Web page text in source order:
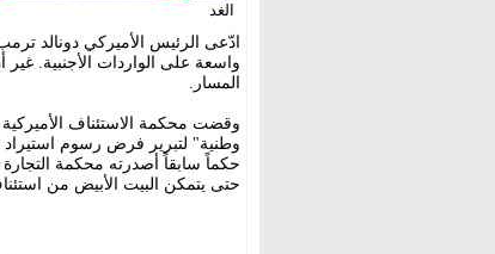
الغد
ادّعى الرئيس الأميركي دونالد
واسعة على الواردات الأجنبية.
المسار.
وقضت محكمة الاستئناف
حكماً سابقاً أصدرته محكمة
حتى يتمكن البيت الأبيض من